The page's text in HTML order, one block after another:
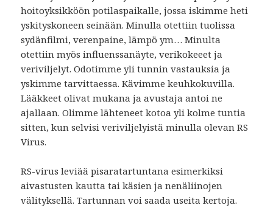
hoitoyksikköön potilaspaikalle, jossa iskimme heti
yskityskoneen seinään. Minulla otettiin tuolissa
sydänfilmi, verenpaine, lämpö ym… Minulta
otettiin myös influenssanäyte, verikokeeet ja
veriviljelyt. Odotimme yli tunnin vastauksia ja
yskimme tarvittaessa. Kävimme keuhkokuvilla.
Lääkkeet olivat mukana ja avustaja antoi ne
ajallaan. Olimme lähteneet kotoa yli kolme tuntia
sitten, kun selvisi veriviljelyistä minulla olevan RS
Virus.
RS-virus leviää pisaratartuntana esimerkiksi
aivastusten kautta tai käsien ja nenäliinojen
välityksellä. Tartunnan voi saada useita kertoja.